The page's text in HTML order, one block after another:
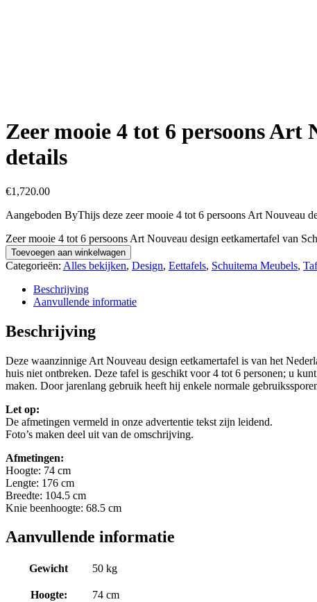
Zeer mooie 4 tot 6 persoons Art
details
€1,720.00
Aangeboden ByThijs deze zeer mooie 4 tot 6 persoons Art Nouveau
Zeer mooie 4 tot 6 persoons Art Nouveau design eetkamertafel van
Toevoegen aan winkelwagen
Categorieën: Alles bekijken, Design, Eettafels, Schuitema Meubels,
Beschrijving
Aanvullende informatie
Beschrijving
Deze waanzinnige Art Nouveau design eetkamertafel is van het
huis niet ontbreken. Deze tafel is geschikt voor 4 tot 6 personen; u
maken. Door jarenlang gebruik heeft hij enkele normale
Let op:
De afmetingen vermeld in onze advertentie tekst zijn leidend.
Foto’s maken deel uit van de omschrijving.
Afmetingen:
Hoogte: 74 cm
Lengte: 176 cm
Breedte: 104.5 cm
Knie beenhoogte: 68.5 cm
Aanvullende informatie
Gewicht 50 kg
Hoogte: 74 cm